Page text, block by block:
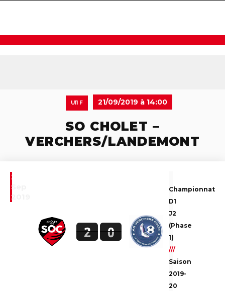
U11 F 21/09/2019 à 14:00
SO CHOLET –
VERCHERS/LANDEMONT
21
Sep
2019
2 0
Championnat
D1
J2
(Phase
1)
///
Saison
2019-
20
Emplacement du match : Stade Pierre
Blouen à Cholet